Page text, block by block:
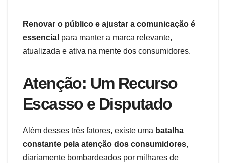
Renovar o público e ajustar a comunicação é
essencial para manter a marca relevante,
atualizada e ativa na mente dos consumidores.
Atenção: Um Recurso
Escasso e Disputado
Além desses três fatores, existe uma batalha
constante pela atenção dos consumidores,
diariamente bombardeados por milhares de